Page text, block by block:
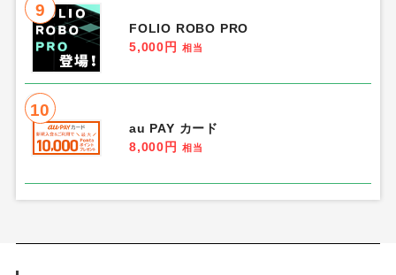
9
FOLIO ROBO PRO
5,000円
相当
10
au PAY カード
8,000円
相当